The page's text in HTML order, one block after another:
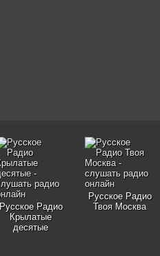
Русское Радио
Крылатые
десятые
Русское Радио
Твоя Москва